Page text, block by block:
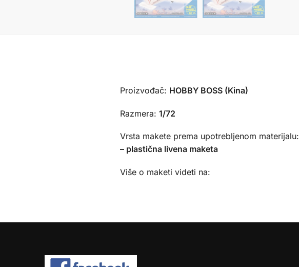
Proizvođač: HOBBY BOSS (Kina)
Razmera: 1/72
Vrsta makete prema upotrebljenom materijalu:
– plastična livena maketa
Više o maketi videti na: